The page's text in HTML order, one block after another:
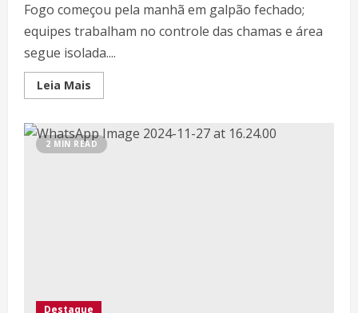
Fogo começou pela manhã em galpão fechado;
equipes trabalham no controle das chamas e área
segue isolada....
Leia Mais
2 MIN READ
Destaque